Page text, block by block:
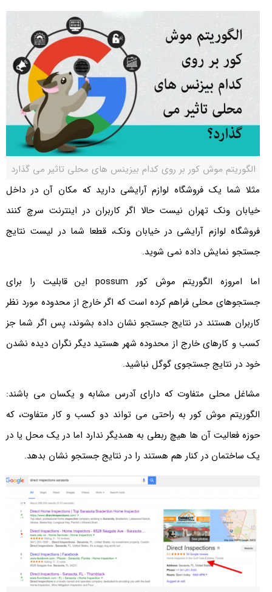
الگوریتم موش کور بر روی کدام بیزینس های محلی تاثیر می گذارد
مثلا شما یک فروشگاه لوازم آرایشی دارید که مکان آن در داخل
خیابان ونک تهران نیست حالا اگر کاربران در اینترنت سرچ کنند
فروشگاه لوازم آرایشی در خیابان ونک، قطعا شما در لیست نتایج
جستجو نمایش داده نمی شوید.
اما امروزه الگوریتم موش کور possum این قابلیت را برای
جستجوهای محلی فراهم کرده است که اگر خارج از محدوده مورد نظر
کاربران هستند در نتایج جستجو نشان داده بشوند، پس اگر شما جز
کسب و کارهای خارج از محدوده شهر هستید دیگر نگران دیده نشدن
خود در نتایج جستجوی گوگل نباشید.
مشاغل محلی متفاوت که دارای آدرس مشابه و یکسان می باشند:
الگوریتم موش کور به راحتی می تواند دو کسب و کار متفاوت، که
حوزه فعالیت آن ها هیچ ربطی به همدیگر ندارد اما در یک محل یا در
یک ساختمان در کنار هم هستند را در نتایج جستجو نشان بدهد.